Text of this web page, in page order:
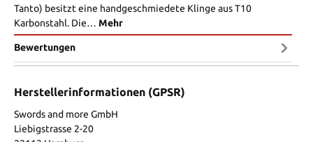
Tanto) besitzt eine handgeschmiedete Klinge aus T10
Karbonstahl. Die… Mehr
Bewertungen
Herstellerinformationen (GPSR)
Swords and more GmbH
Liebigstrasse 2-20